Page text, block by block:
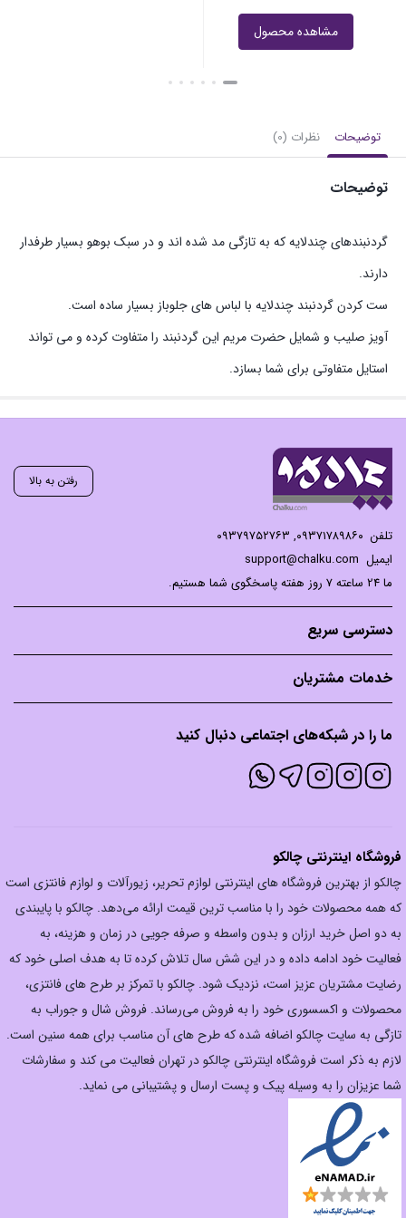
مشاهده محصول
توضیحات نظرات (0)
توضیحات
گردنبندهای چندلایه که به تازگی مد شده اند و در سبک بوهو بسیار طرفدار
دارند.
ست کردن گردنبند چندلایه با لباس های جلوباز بسیار ساده است.
آویز صلیب و شمایل حضرت مریم این گردنبند را متفاوت کرده و می تواند
استایل متفاوتی برای شما بسازد.
رفتن به بالا
تلفن ۰۹۳۷۱۷۸۹۸۶۰, ۰۹۳۷۹۷۵۲۷۶۳
ایمیل support@chalku.com
ما 24 ساعته 7 روز هفته پاسخگوی شما هستیم.
دسترسی سریع
خدمات مشتریان
ما را در شبکه‌های اجتماعی دنبال کنید
فروشگاه اینترنتی چالکو
چالکو از بهترین فروشگاه های اینترنتی لوازم تحریر، زیورآلات و لوازم فانتزی است
که همه محصولات خود را با مناسب ترین قیمت ارائه می‌دهد. چالکو با پایبندی
به دو اصل خرید ارزان‌ و بدون واسطه و صرفه جویی در زمان و هزینه، به
فعالیت خود ادامه داده و در این شش سال تلاش کرده تا به هدف اصلی خود که
رضایت مشتریان عزیز است، نزدیک شود. چالکو با تمرکز بر طرح های فانتزی،
محصولات و اکسسوری خود را به فروش می‌رساند. فروش شال و جوراب به
تازگی به سایت چالکو اضافه شده که طرح های آن مناسب برای همه سنین است.
لازم به ذکر است فروشگاه اینترنتی چالکو در تهران فعالیت می کند و سفارشات
شما عزیزان را به وسیله پیک و پست ارسال و پشتیبانی می نماید.